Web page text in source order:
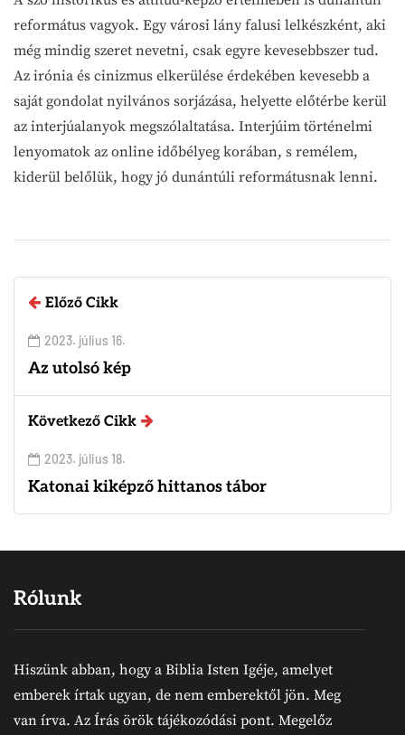
református vagyok. Egy városi lány falusi lelkészként, aki
még mindig szeret nevetni, csak egyre kevesebbszer tud.
Az irónia és cinizmus elkerülése érdekében kevesebb a
saját gondolat nyilvános sorjázása, helyette előtérbe kerül
az interjúalanyok megszólaltatása. Interjúim történelmi
lenyomatok az online időbélyeg korában, s remélem,
kiderül belőlük, hogy jó dunántúli reformátusnak lenni.
Előző Cikk
2023. július 16.
Az utolsó kép
Következő Cikk
2023. július 18.
Katonai kiképző hittanos tábor
Rólunk
Hiszünk abban, hogy a Biblia Isten Igéje, amelyet
emberek írtak ugyan, de nem emberektől jön. Meg
van írva. Az Írás örök tájékozódási pont. Megelőz